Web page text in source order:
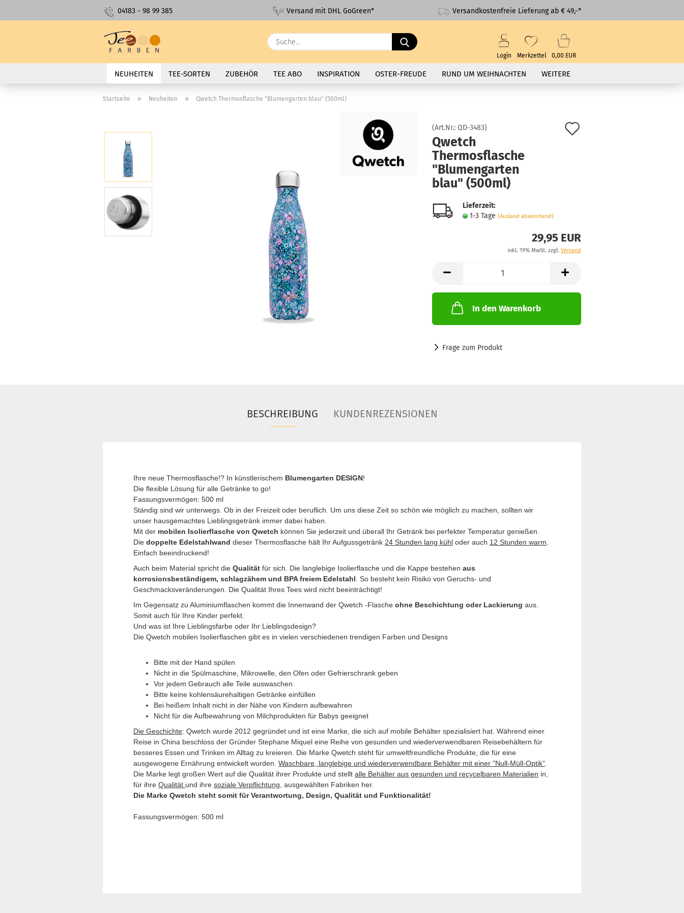
04183 - 98 99 385 Versand mit DHL GoGreen* Versandkostenfreie Lieferung ab € 49,-*
Suche...
Login Merkzettel 0,00 EUR
NEUHEITEN TEE-SORTEN ZUBEHÖR TEE ABO INSPIRATION OSTER-FREUDE RUND UM WEIHNACHTEN WEITERE
Startseite » Neuheiten » Qwetch Thermosflasche "Blumengarten blau" (500ml)
(Art.Nr.: QD-3483)
Qwetch
Thermosflasche
"Blumengarten
blau" (500ml)
Lieferzeit:
1-3 Tage (Ausland abweichend)
29,95 EUR
inkl. 19% MwSt. zzgl. Versand
In den Warenkorb
Frage zum Produkt
BESCHREIBUNG KUNDENREZENSIONEN
Ihre neue Thermosflasche!? In künstlerischem Blumengarten DESIGN!
Die flexible Lösung für alle Getränke to go!
Fassungsvermögen: 500 ml
Ständig sind wir unterwegs. Ob in der Freizeit oder beruflich. Um uns diese Zeit so schön wie möglich zu machen, sollten wir
unser hausgemachtes Lieblingsgetränk immer dabei haben.
Mit der mobilen Isolierflasche von Qwetch können Sie jederzeit und überall Ihr Getränk bei perfekter Temperatur genießen.
Die doppelte Edelstahlwand dieser Thermosflasche hält Ihr Aufgussgetränk 24 Stunden lang kühl oder auch 12 Stunden warm
Einfach beeindruckend!
Auch beim Material spricht die Qualität für sich. Die langlebige Isolierflasche und die Kappe bestehen aus
korrosionsbeständigem, schlagzähem und BPA freiem Edelstahl . So besteht kein Risiko von Geruchs- und
Geschmacksveränderungen. Die Qualität Ihres Tees wird nicht beeinträchtigt!
Im Gegensatz zu Aluminiumflaschen kommt die Innenwand der Qwetch -Flasche ohne Beschichtung oder Lackierung aus.
Somit auch für Ihre Kinder perfekt.
Und was ist Ihre Lieblingsfarbe oder Ihr Lieblingsdesign?
Die Qwetch mobilen Isolierflaschen gibt es in vielen verschiedenen trendigen Farben und Designs
Bitte mit der Hand spülen
Nicht in die Spülmaschine, Mikrowelle, den Ofen oder Gefrierschrank geben
Vor jedem Gebrauch alle Teile auswaschen
Bitte keine kohlensäurehaltigen Getränke einfüllen
Bei heißem Inhalt nicht in der Nähe von Kindern aufbewahren
Nicht für die Aufbewahrung von Milchprodukten für Babys geeignet
Die Geschichte: Qwetch wurde 2012 gegründet und ist eine Marke, die sich auf mobile Behälter spezialisiert hat. Während einer
Reise in China beschloss der Gründer Stephane Miquel eine Reihe von gesunden und wiederverwendbaren Reisebehältern für
besseres Essen und Trinken im Alltag zu kreieren. Die Marke Qwetch steht für umweltfreundliche Produkte, die für eine
ausgewogene Ernährung entwickelt wurden. Waschbare, langlebige und wiederverwendbare Behälter mit einer "Null-Müll-Optik“
Die Marke legt großen Wert auf die Qualität ihrer Produkte und stellt alle Behälter aus gesunden und recycelbaren Materialien in,
für ihre Qualität und ihre soziale Verpflichtung , ausgewählten Fabriken her.
Die Marke Qwetch steht somit für Verantwortung, Design, Qualität und Funktionalität!
Fassungsvermögen: 500 ml